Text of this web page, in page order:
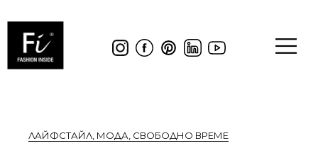
ЛАЙФСТАЙЛ МОДА СВОБОДНО ВРЕМЕ